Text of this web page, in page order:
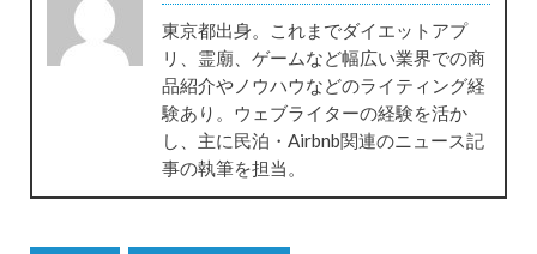
東京都出身。これまでダイエットアプ
リ、霊廟、ゲームなど幅広い業界での商
品紹介やノウハウなどのライティング経
験あり。ウェブライターの経験を活か
し、主に民泊・Airbnb関連のニュース記
事の執筆を担当。